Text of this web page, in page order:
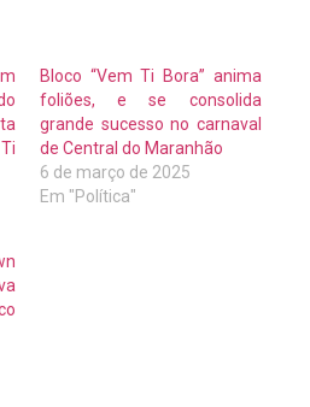
Bloco “Vem Ti Bora” anima
foliões, e se consolida
grande sucesso no carnaval
de Central do Maranhão
6 de março de 2025
Em "Política"